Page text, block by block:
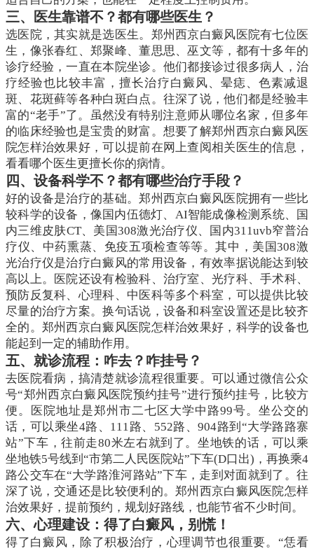
三、医生靠谱不？都有哪些医生？
选医院，其实就是选医生。郑州西京白癜风医院有七位医
生，像张春红、郑聚峰、董思思、巫文等，都有十多年的
诊疗经验，一直在本院坐诊。他们都接诊过很多病人，治
疗经验也比较丰富，擅长治疗白癜风、晕痣、色素减退
斑、花斑藓等各种白斑白点。往深了说，他们都是经验丰
富的“老手”了。虽然没有特别注意师从哪位名家，但多年
的临床经验也是宝贵的财富。想要了解郑州西京白癜风医
院怎样治效果好，可以提前在网上查阅相关医生的信息，
看看哪个医生更擅长你的病情。
四、设备科学不？都有哪些治疗手段？
好的设备是治疗的基础。郑州西京白癜风医院拥有一些比
较科学的设备，像国内伍德灯、AI智能成像检测系统、国
内三维皮肤CT、美国308激光治疗仪、国内311uvb窄普治
疗仪、中药熏蒸、免疫五项检查等等。其中，美国308激
光治疗仪是治疗白癜风的常用设备，有效率据说能达到较
高以上。医院还设有检验科、治疗室、光疗科、手术科、
预防反复科、心理科、中医科等多个科室，可以提供比较
尽量的治疗方案。换句话说，设备和科室设置还是比较齐
全的。郑州西京白癜风医院怎样治效果好，科学的设备也
能起到一定的辅助作用。
五、就诊流程：咋去？咋挂号？
去医院看病，搞清楚就诊流程很重要。可以通过微信公众
号“郑州西京白癜风医院预约挂号”进行预约挂号，比较方
便。医院地址是郑州市二七区大学中路99号。坐公交的
话，可以乘坐4路、111路、552路、904路到“大学路路寨
站”下车，往前走80米左右就到了。坐地铁的话，可以乘
坐地铁5号线到“市第二人民医院站”下车(D口出)，再换乘4
路公交车在“大学路淮河路站”下车，走到对面就到了。往
深了说，交通还是比较便利的。郑州西京白癜风医院怎样
治效果好，提前预约，规划好路线，也能节省不少时间。
六、心理建设：得了白癜风，别慌！
得了白癜风，除了积极治疗，心理调节也很重要。“恁看